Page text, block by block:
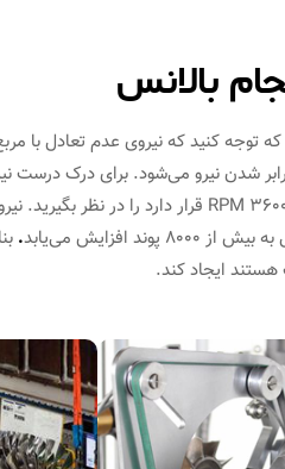
بالانس
پوند افزایش می‌یابد
.
ایجاد کند.